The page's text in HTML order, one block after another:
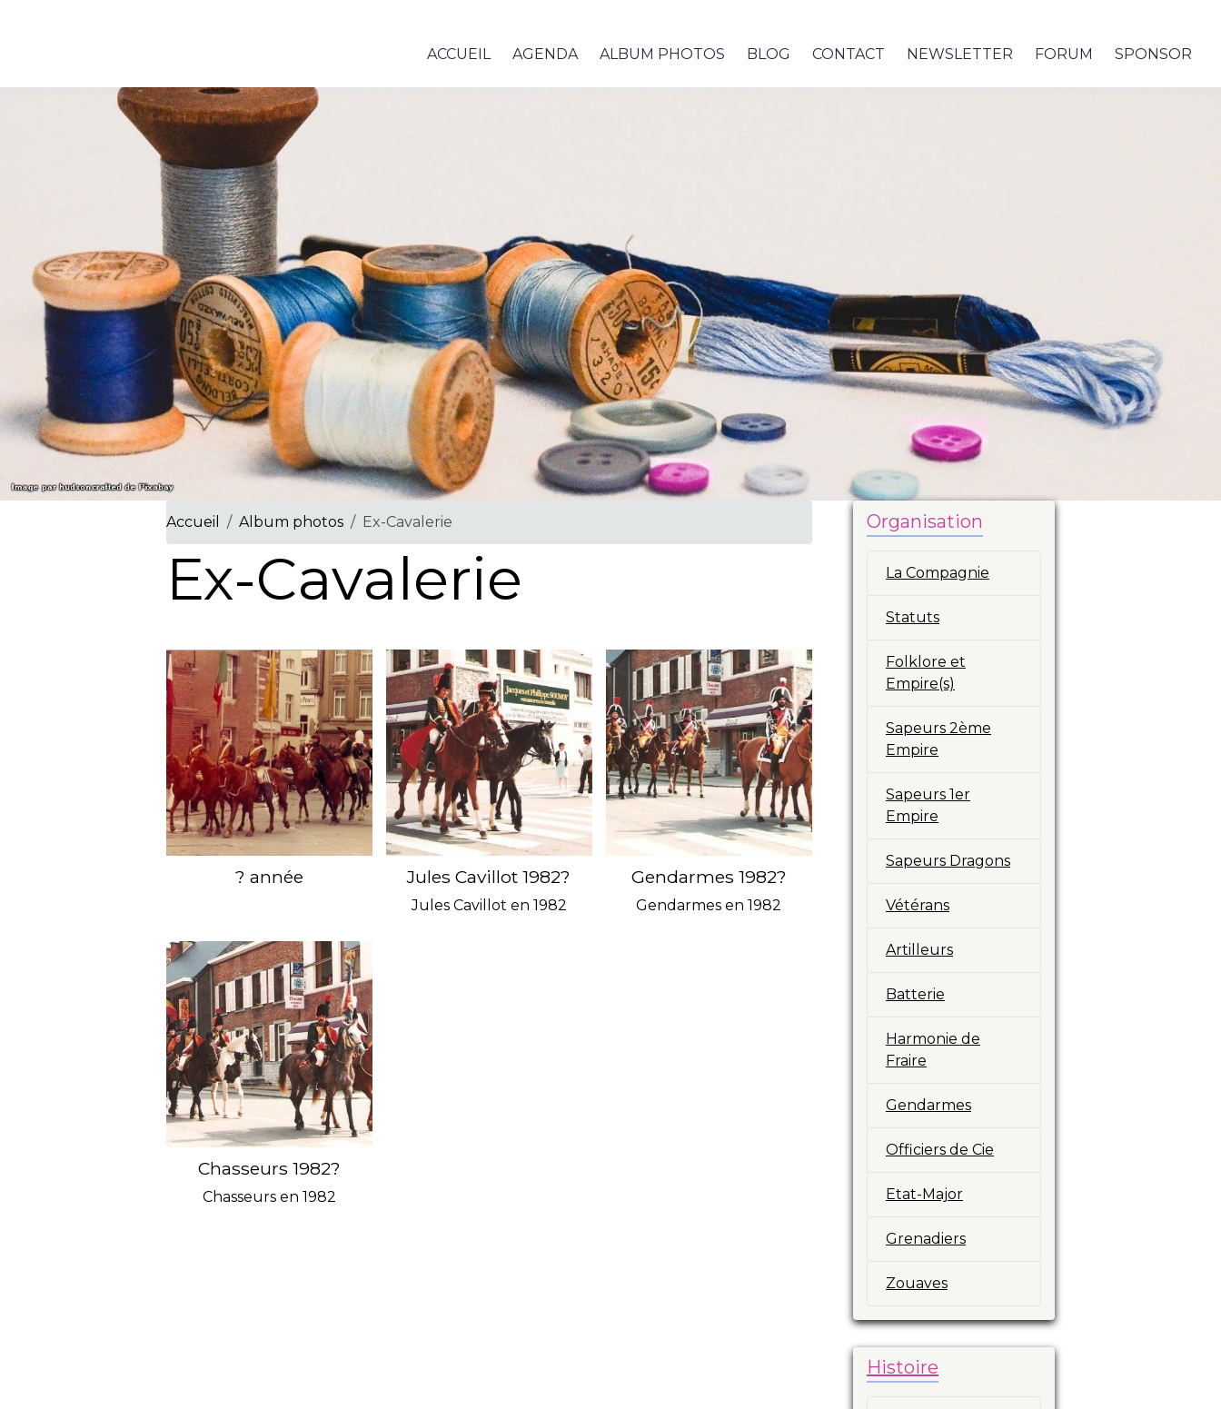
ACCUEIL AGENDA ALBUM PHOTOS BLOG CONTACT NEWSLETTER FORUM SPONSOR
Accueil Album photos Ex-Cavalerie
Ex-Cavalerie
? année Jules Cavillot 1982?
Jules Cavillot en 1982
Gendarmes 1982?
Gendarmes en 1982
Chasseurs 1982?
Chasseurs en 1982
Organisation
La Compagnie
Statuts
Folklore et
Empire(s)
Sapeurs 2ème
Empire
Sapeurs 1er
Empire
Sapeurs Dragons
Vétérans
Artilleurs
Batterie
Harmonie de
Fraire
Gendarmes
Officiers de Cie
Etat-Major
Grenadiers
Zouaves
Histoire